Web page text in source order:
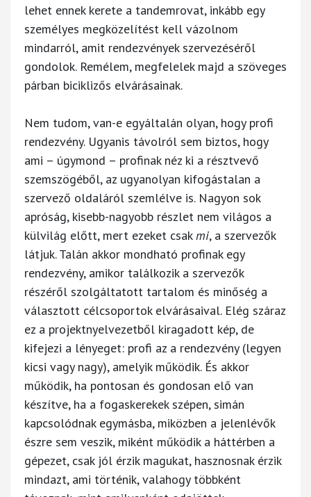
lehet ennek kerete a tandemrovat, inkább egy
személyes megközelítést kell vázolnom
mindarról, amit rendezvények szervezéséről
gondolok. Remélem, megfelelek majd a szöveges
párban biciklizős elvárásainak.
Nem tudom, van-e egyáltalán olyan, hogy profi
rendezvény. Ugyanis távolról sem biztos, hogy
ami – úgymond – profinak néz ki a résztvevő
szemszögéből, az ugyanolyan kifogástalan a
szervező oldaláról szemlélve is. Nagyon sok
apróság, kisebb-nagyobb részlet nem világos a
külvilág előtt, mert ezeket csak mi, a szervezők
látjuk. Talán akkor mondható profinak egy
rendezvény, amikor találkozik a szervezők
részéről szolgáltatott tartalom és minőség a
választott célcsoportok elvárásaival. Elég száraz
ez a projektnyelvezetből kiragadott kép, de
kifejezi a lényeget: profi az a rendezvény (legyen
kicsi vagy nagy), amelyik működik. És akkor
működik, ha pontosan és gondosan elő van
készítve, ha a fogaskerekek szépen, simán
kapcsolódnak egymásba, miközben a jelenlévők
észre sem veszik, miként működik a háttérben a
gépezet, csak jól érzik magukat, hasznosnak érzik
mindazt, ami történik, valahogy többként